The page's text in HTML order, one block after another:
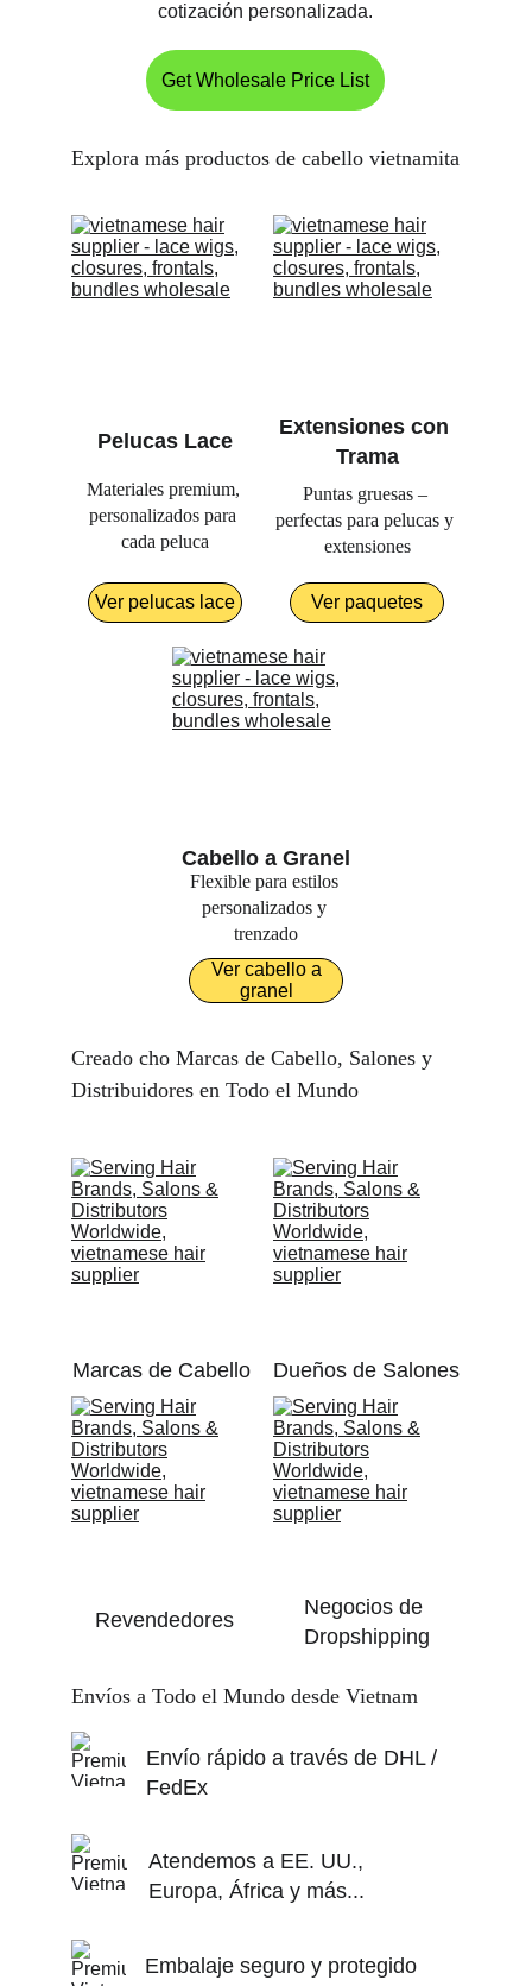
cotización personalizada.
Get Wholesale Price List
Extensiones con
Trama
Cabello a Granel
Puntas gruesas –
perfectas para pelucas y
extensiones
Flexible para estilos
personalizados y
trenzado
Ver paquetes
Ver cabello a
granel
Explora más productos de cabello vietnamita
Pelucas Lace
Materiales premium,
personalizados para
cada peluca
Ver pelucas lace
Creado cho Marcas de Cabello, Salones y
Distribuidores en Todo el Mundo
Marcas de Cabello Dueños de Salones
Revendedores
Negocios de
Dropshipping
Envíos a Todo el Mundo desde Vietnam
Embalaje seguro y protegido
Envío rápido a través de DHL /
FedEx
Atendemos a EE. UU.,
Europa, África y más...